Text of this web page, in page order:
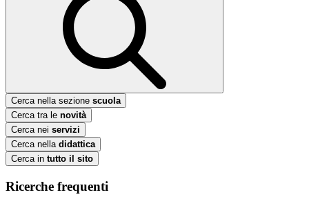
Cerca nella sezione scuola
Cerca tra le novità
Cerca nei servizi
Cerca nella didattica
Cerca in tutto il sito
Ricerche frequenti